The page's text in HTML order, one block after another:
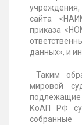
сайта
приказа
данных», и
Таким
мировой
КоАП РФ